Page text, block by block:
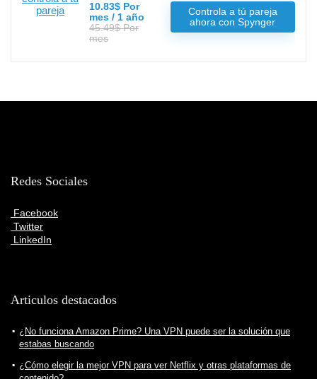
10.83$ Por
mes / 1 año
45.49$ Por
mes
Controla a tú pareja
ahora con Spynger
Redes Sociales
Facebook
Twitter
LinkedIn
Articulos destacados
¿No funciona Amazon Prime? Una VPN puede ser la solución que
estabas buscando
¿Cómo elegir la mejor VPN para ver Netflix y otras plataformas de